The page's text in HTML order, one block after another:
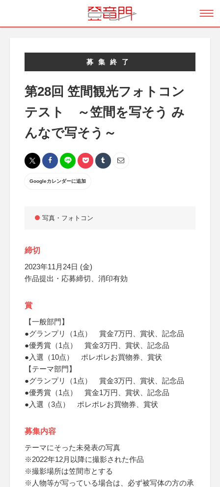
募集終了
第28回 笠間観光フォトコン
テスト ～笠間を写そう み
んなで写そう～
Googleカレンダーに追加
写真・フォトコン
締切
2023年11月24日 (金)
作品提出・応募締切、消印有効
賞
【一般部門】
●グランプリ（1点） 賞金7万円、賞状、記念品
●優秀賞（1点） 賞金3万円、賞状、記念品
●入選（10点） ポレポレお買物券、賞状
【テーマ部門】
●グランプリ（1点） 賞金3万円、賞状、記念品
●優秀賞（1点） 賞金1万円、賞状、記念品
●入選（3点） ポレポレお買物券、賞状
募集内容
テーマにそった未発表の写真
※2022年12月以降に撮影された作品
※撮影場所は笠間市とする
※人物等が写っている場合は、必ず被写体の方の承